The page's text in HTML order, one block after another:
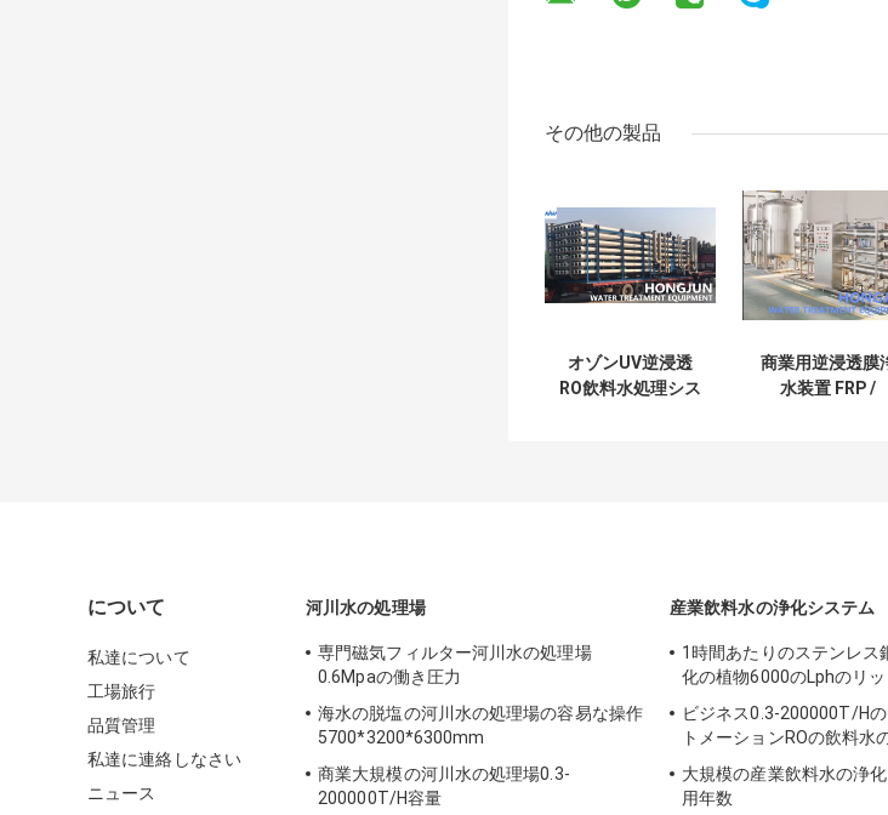
その他の製品
オゾンUV逆浸透
RO飲料水処理シス
商業用逆浸透膜
水装置 FRP /
について
私達について
工場旅行
品質管理
私達に連絡しなさい
ニュース
河川水の処理場
専門磁気フィルター河川水の処理場
0.6Mpaの働き圧力
海水の脱塩の河川水の処理場の容易な操作
5700*3200*6300mm
商業大規模の河川水の処理場0.3-
200000T/H容量
産業飲料水の浄化システム
1時間あたりのステンレス
化の植物6000のLphのリ
ビジネス0.3-200000T/H
トメーションROの飲料水
大規模の産業飲料水の浄
用年数